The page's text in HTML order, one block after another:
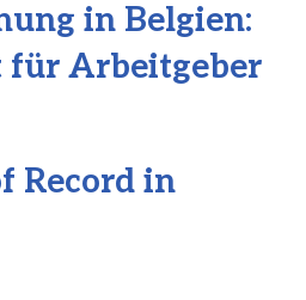
in Belgien:
für Arbeitgeber
Record in